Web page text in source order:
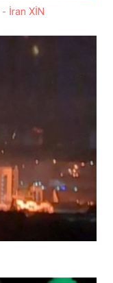
- İran XİN